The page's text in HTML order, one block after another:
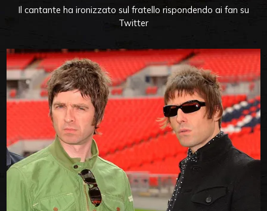
Il cantante ha ironizzato sul fratello rispondendo ai fan su
Twitter